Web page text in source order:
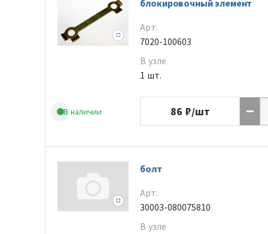
В наличии
блокировочный элемент
Арт.
7020-100603
В узле
1 шт.
86 ₽/шт
болт
Арт.
30003-080075810
В узле